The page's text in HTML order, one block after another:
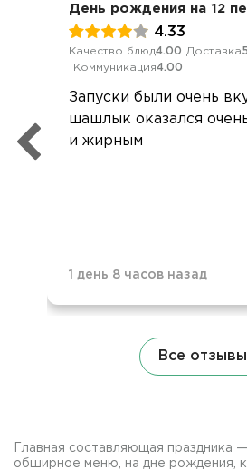
День рождения на 12
4.33
Качество блюд4.00 Доставка
Коммуникация4.00
Запуски были очень
шашлык оказался
и жирным
1 день 8 часов назад
Все отзывы
Главная составляющая праздника
обширное меню, на дне рождения,